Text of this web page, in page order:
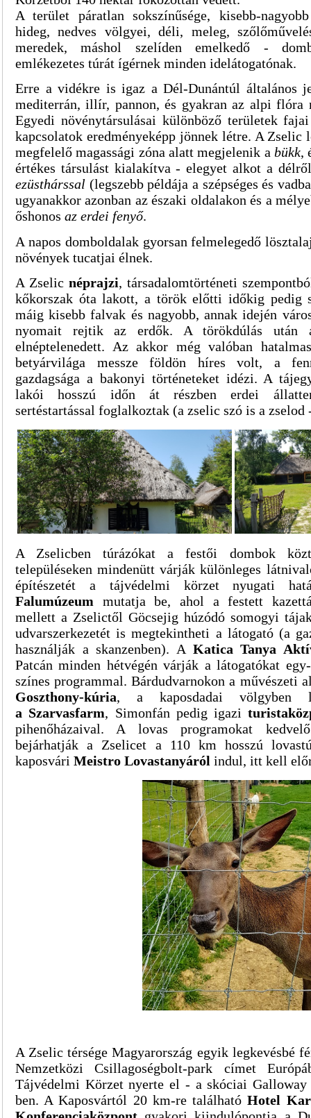
A terület páratlan sokszínűsége, kisebb-
hideg, nedves völgyei, déli, meleg,
meredek, máshol szelíden emelkedő -
emlékezetes túrát ígérnek minden idelátogatónak.
Erre a vidékre is igaz a Dél-Dunántúl általános
mediterrán, illír, pannon, és gyakran az alpi flóra
Egyedi növénytársulásai különböző területek
kapcsolatok eredményeképp jönnek létre. A
megfelelő magassági zóna alatt megjelenik a bükk,
értékes társulást kialakítva - elegyet alkot a
ezüsthárssal (legszebb példája a szépséges és
ugyanakkor azonban az északi oldalakon és a
őshonos az erdei fenyő.
A napos domboldalak gyorsan felmelegedő
növények tucatjai élnek.
A Zselicnéprajzi, társadalomtörténeti
kőkorszak óta lakott, a török előtti időkig
máig kisebb falvak és nagyobb, annak idején
nyomait rejtik az erdők. A törökdúlás után
elnéptelenedett. Az akkor még valóban
betyárvilága messze földön híres volt, a
gazdagsága a bakonyi történeteket idézi. A
lakói hosszú időn át részben erdei
sertéstartással foglalkoztak (a zselic szó is a zselod
A Zselicben túrázókat a festői dombok
településeken mindenütt várják különleges
építészetét a tájvédelmi körzet nyugati
Falumúzeum mutatja be, ahol a festett
mellett a Zselictől Göcsejig húzódó somogyi
udvarszerkezetét is megtekintheti a látogató (a
használják a skanzenben). A Katica Tanya
Patcán minden hétvégén várják a látogatókat
színes programmal. Bárdudvarnokon a művészeti
Goszthony-kúria, a kaposdadai völgyben
a Szarvasfarm, Simonfán pedig igazi
pihenőházaival. A lovas programokat
bejárhatják a Zselicet a 110 km hosszú
kaposvári Meistro Lovastanyáról indul, itt kell
A Zselic térsége Magyarország egyik legkevésbé
Nemzetközi Csillagoségbolt-park címet
Tájvédelmi Körzet nyerte el - a skóciai
ben. A Kaposvártól 20 km-re találhatóHotel